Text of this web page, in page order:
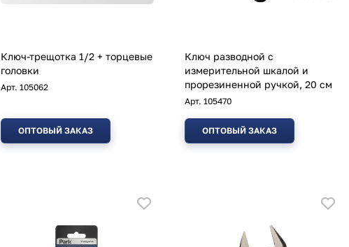
Ключ-трещотка 1/2 + торцевые
головки
Арт. 105062
ОПТОВЫЙ ЗАКАЗ
Ключ разводной с
измерительной шкалой и
прорезиненной ручкой, 20 см
Арт. 105470
ОПТОВЫЙ ЗАКАЗ